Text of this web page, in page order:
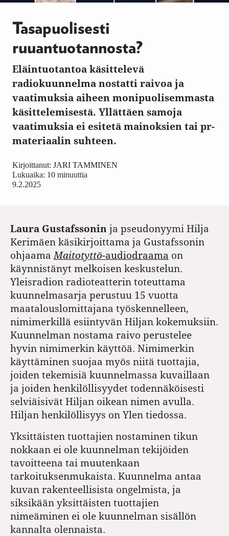
Tasapuolisesti
ruuantuotannosta?
Eläintuotantoa käsittelevä
radiokuunnelma nostatti raivoa ja
vaatimuksia aiheen monipuolisemmasta
käsittelemisestä. Yllättäen samoja
vaatimuksia ei esitetä mainoksien tai pr-
materiaalin suhteen.
9.2.2025
Kirjoittanut: JARI TAMMINEN
Lukuaika: 10 minuuttia
Laura Gustafssonin ja pseudonyymi Hilja
Kerimäen käsikirjoittama ja Gustafssonin
ohjaama Maitotyttö-audiodraama on
käynnistänyt melkoisen keskustelun.
Yleisradion radioteatterin toteuttama
kuunnelmasarja perustuu 15 vuotta
maatalouslomittajana työskennelleen,
nimimerkillä esiintyvän Hiljan kokemuksiin.
Kuunnelman nostama raivo perustelee
hyvin nimimerkin käyttöä. Nimimerkin
käyttäminen suojaa myös niitä tuottajia,
joiden tekemisiä kuunnelmassa kuvaillaan
ja joiden henkilöllisyydet todennäköisesti
selviäisivät Hiljan oikean nimen avulla.
Hiljan henkilöllisyys on Ylen tiedossa.
Yksittäisten tuottajien nostaminen tikun
nokkaan ei ole kuunnelman tekijöiden
tavoitteena tai muutenkaan
tarkoituksenmukaista. Kuunnelma antaa
kuvan rakenteellisista ongelmista, ja
siksikään yksittäisten tuottajien
nimeäminen ei ole kuunnelman sisällön
kannalta olennaista.